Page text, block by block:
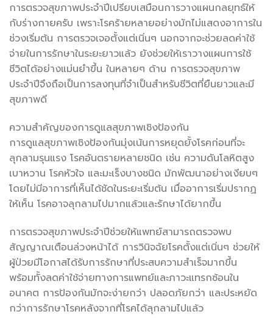
การตรวจสุขภาพประจำปีเปรียบเสมือนการวางแผนกลยุทธ์ให้
กับร่างกายครับ เพราะโรคร้ายหลายอย่างมักไม่แสดงอาการใน
ช่วงเริ่มต้น การตรวจเจอตั้งแต่เนิ่นๆ นอกจากจะช่วยลดค่าใช้
จ่ายในการรักษาในระยะยาวแล้ว ยังช่วยให้เราวางแผนการใช้
ชีวิตได้อย่างแม่นยำขึ้น ในหลายๆ ด้าน การตรวจสุขภาพ
ประจำปีจึงถือเป็นการลงทุนที่จำเป็นสำหรับชีวิตที่ยืนยาวและมี
สุขภาพดี
ความสำคัญของการดูแลสุขภาพเชิงป้องกัน
การดูแลสุขภาพเชิงป้องกันมุ่งเน้นการหยุดยั้งโรคก่อนที่จะ
ลุกลามรุนแรง โรคอันตรายหลายชนิด เช่น ความดันโลหิตสูง
เบาหวาน โรคหัวใจ และมะเร็งบางชนิด มักพัฒนาอย่างเงียบๆ
โดยไม่มีอาการที่เห็นได้ชัดในระยะเริ่มต้น เมื่ออาการเริ่มปรากฏ
ให้เห็น โรคอาจลุกลามไปมากแล้วและรักษาได้ยากขึ้น
การตรวจสุขภาพประจำปีช่วยให้แพทย์สามารถตรวจพบ
สัญญาณเตือนล่วงหน้าได้ การวินิจฉัยโรคตั้งแต่เนิ่นๆ ช่วยให้
ผู้ป่วยมีโอกาสได้รับการรักษาที่ประสบความสำเร็จมากขึ้น
พร้อมทั้งลดค่าใช้จ่ายทางการแพทย์และภาวะแทรกซ้อนใน
อนาคต การป้องกันมักจะง่ายกว่า ปลอดภัยกว่า และประหยัด
กว่าการรักษาโรคหลังจากที่โรคได้ลุกลามไปแล้ว